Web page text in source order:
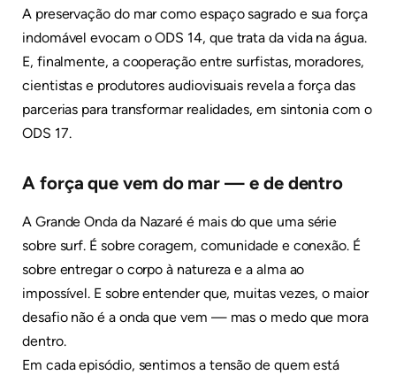
A preservação do mar como espaço sagrado e sua força
indomável evocam o ODS 14, que trata da vida na água.
E, finalmente, a cooperação entre surfistas, moradores,
cientistas e produtores audiovisuais revela a força das
parcerias para transformar realidades, em sintonia com o
ODS 17.
A força que vem do mar — e de dentro
A Grande Onda da Nazaré é mais do que uma série
sobre surf. É sobre coragem, comunidade e conexão. É
sobre entregar o corpo à natureza e a alma ao
impossível. E sobre entender que, muitas vezes, o maior
desafio não é a onda que vem — mas o medo que mora
dentro.
Em cada episódio, sentimos a tensão de quem está